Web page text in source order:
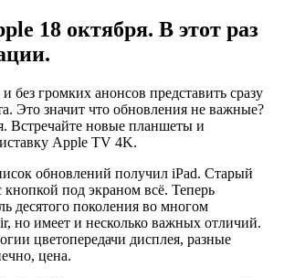
18 октября. В этот раз
без громких анонсов представить сразу
Это значит что обновления не важные?
Встречайте новые планшеты и
Apple TV 4K.
обновлений получил iPad. Старый
под экраном всё. Теперь
десятого поколения во многом
но имеет и несколько важных отличий.
цветопередачи дисплея, разные
цена.